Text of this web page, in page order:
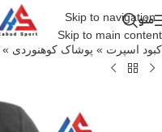
Skip to navigation
Skip to main content
منو
کبود اسپرت » پوشاک کوهنوردی »